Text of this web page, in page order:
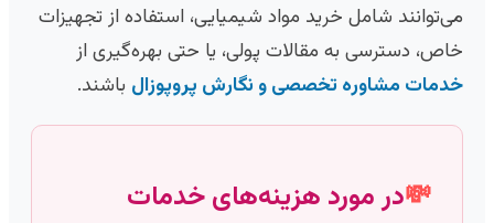
می‌توانند شامل خرید مواد شیمیایی، استفاده از تجهیزات
خاص، دسترسی به مقالات پولی، یا حتی بهره‌گیری از
خدمات مشاوره تخصصی و نگارش پروپوزال باشند.
💸در مورد هزینه‌های خدمات